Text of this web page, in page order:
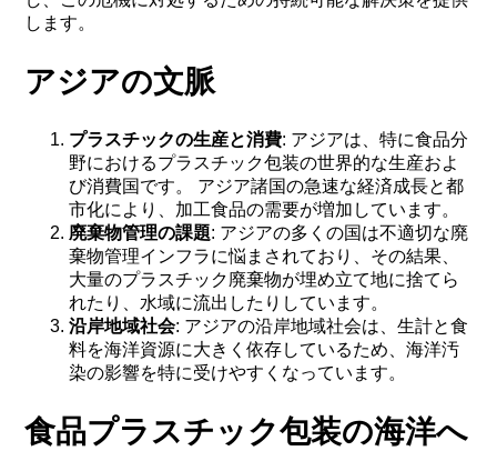
します。
アジアの文脈
プラスチックの生産と消費: アジアは、特に食品分
野におけるプラスチック包装の世界的な生産およ
び消費国です。 アジア諸国の急速な経済成長と都
市化により、加工食品の需要が増加しています。
廃棄物管理の課題: アジアの多くの国は不適切な廃
棄物管理インフラに悩まされており、その結果、
大量のプラスチック廃棄物が埋め立て地に捨てら
れたり、水域に流出したりしています。
沿岸地域社会: アジアの沿岸地域社会は、生計と食
料を海洋資源に大きく依存しているため、海洋汚
染の影響を特に受けやすくなっています。
食品プラスチック包装の海洋へ